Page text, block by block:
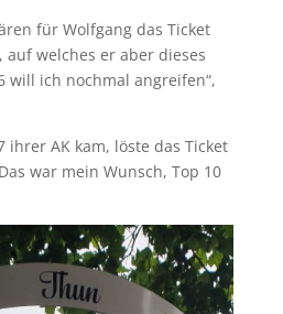
für Wolfgang das Ticket
auf welches er aber dieses
will ich nochmal angreifen“,
ihrer AK kam, löste das Ticket
war mein Wunsch, Top 10